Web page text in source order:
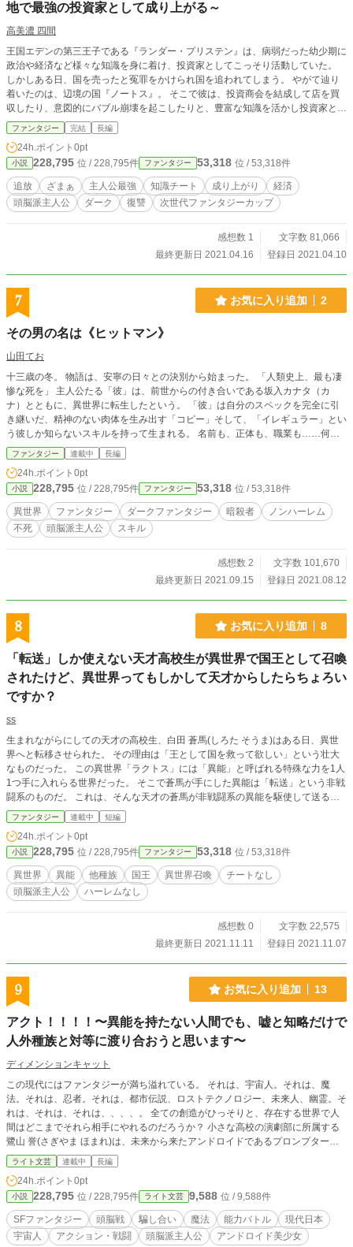
地で最強の投資家として成り上がる～
高美濃 四間
王国エデンの第三王子である『ランダー・プリステン』は、病弱だった幼少期に
政治や経済など様々な知識を身に着け、投資家としてこっそり活動していた。
しかしある日、国を売ったと冤罪をかけられ国を追われてしまう。 やがて辿り
着いたのは、辺境の国『ノートス』。 そこで彼は、投資商会を結成して店を買
収したり、意図的にバブル崩壊を起こしたりと、豊富な知識を活かし投資家とし
て成り上がっていく。 一方、彼を追い出した王国エデンは、政治家や裏で暗躍
する者たちの陰謀によって衰退していき―― ～～これは、投資家が国家へと逆
襲する物語～～ ※本作は、小説家になろう様にも投稿しております。
ファンタジー 完結 長編
24h.ポイント 0pt
小説 228,795 位 / 228,795件 ファンタジー 53,318 位 / 53,318件
追放 ざまぁ 主人公最強 知識チート 成り上がり
経済
頭脳派主人公
ダーク 復讐 次世代ファンタジーカップ
感想数 1
文字数 81,066
最終更新日 2021.04.16
登録日 2021.04.10
7 お気に入り追加 2
その男の名は《ヒットマン》
山田てお
十三歳の冬。 物語は、安寧の日々との決別から始まった。 「人類史上、最も凄
惨な死を」 主人公たる「彼」は、前世からの付き合いである坂入カナタ（カ
ナ）とともに、異世界に転生したという。 「彼」は自分のスペックを完全に引
き継いだ、精神のない肉体を生み出す「コピー」そして、「イレギュラー」とい
う彼しか知らないスキルを持って生まれる。 名前も、正体も、職業も……何一
つ真実を語らない男。 その男の真の姿は別の真実というベールに包まれ、この
世界での両親はおろか、前世からの付き合いであるカナでさえも、彼の名前すら
知ることはできない。 スキル大学の問題児。魔族の希望。天才科学者。やり手
の商人。あてのない渡世人。凄腕の暗殺者。犯罪組織のボス。 そのどれもがた
だ一人の男を指す言葉であり、また、そのどれもが真実であった。 いずれ、あ
らゆる星の全てのヒトが知ることになるだろう── ──その男の、本当の名を。
─────── (地の文に迷走中。アドバイスください！)
ファンタジー 連載中 長編
24h.ポイント 0pt
小説 228,795 位 / 228,795件 ファンタジー 53,318 位 / 53,318件
異世界 ファンタジー ダークファンタジー 暗殺者
ノンハーレム
不死
頭脳派主人公 スキル
感想数 2
文字数 101,670
最終更新日 2021.09.15
登録日 2021.08.12
8 お気に入り追加 8
「転送」しか使えない天才高校生が異世界で国王として召喚
されたけど、異世界ってもしかして天才からしたらちょろい
ですか？
ss
生まれながらにしての天才の高校生、白田 蒼馬(しろた そうま)はある日、異世
界へと転移させられた。 その理由は「王として国を救って欲しい」という壮大
なものだった。 この異世界「ラクトス」には「異能」と呼ばれる特殊な力を1人
1つ手に入れらる世界だった。 そこで蒼馬が手にした異能は「転送」という非戦
闘系のものだ。 これは、そんな天才の蒼馬が非戦闘系の異能を駆使して送る爽
快な異世界国創り物語である。
ファンタジー 連載中 短編
24h.ポイント 0pt
小説 228,795 位 / 228,795件 ファンタジー 53,318 位 / 53,318件
異世界 異能 他種族 国王 異世界召喚
チートなし
頭脳派主人公
ハーレムなし
感想数 0
文字数 22,575
最終更新日 2021.11.11
登録日 2021.11.07
9 お気に入り追加 13
アクト！！！！〜異能を持たない人間でも、嘘と知略だけで
人外種族と対等に渡り合おうと思います〜
ディメンションキャット
この現代にはファンタジーが満ち溢れている。 それは、宇宙人。それは、魔
法。それは、忍者。それは、都市伝説、ロストテクノロジー、未来人、幽霊。そ
れは、それは、それは、、、、。 全ての創造がひっそりと、存在する世界で人
間はどこまでそれら相手にやれるのだろうか？ 小さな高校の演劇部に所属する
鷺山 誉(さぎやま ほまれ)は、未来から来たアンドロイドであるプロンプター、
略してプロ子と出会う。彼女が誉と接触した目的は、近い未来に大犯罪を犯す人
外種族の早期捕縛のパートナーとする為だった。 同じ演劇部の天才、中村 惣一
や利害関係の一致した人外の仲間と共に、誉は数々の犯罪者達を芝居と戦略で出
し抜く。 誉が持つ異常な観察力と洞察力を駆使して、その身と言葉だけで、異
能力を操る人外種族と対等に渡り合う超頭脳戦。 そして、未来テクノロジーが
可能にしたプロ子の圧倒的戦闘力が魅せる、未来の犯罪者との異能力アクション
バトル。 誉が騙し、プロ子がぶちのめす。 二つの要素が融合した現代ファンタ
ライト文芸 連載中 長編
24h.ポイント 0pt
小説 228,795 位 / 228,795件 ライト文芸 9,588 位 / 9,588件
SFファンタジー 頭脳戦 騙し合い 魔法 能力バトル
現代日本
宇宙人
アクション・戦闘 頭脳派主人公 アンドロイド美少女